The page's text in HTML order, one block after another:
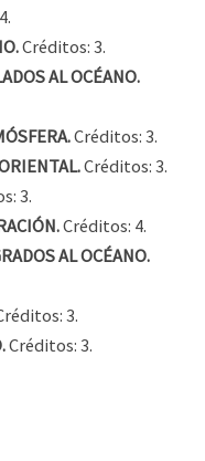
Créditos: 3.
AL OCÉANO.
Créditos: 3.
Créditos: 3.
3.
Créditos: 4.
AL OCÉANO.
3.
Créditos: 3.